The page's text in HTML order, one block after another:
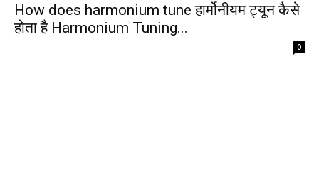
How does harmonium tune हार्मोनीयम ट्यून कैसे
होता है Harmonium Tuning...
- 0